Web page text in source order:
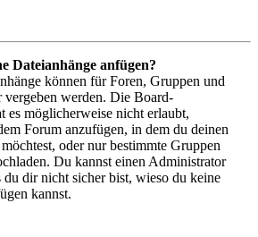
Dateianhänge anfügen?
können für Foren, Gruppen und
vergeben werden. Die Board-
es möglicherweise nicht erlaubt,
Forum anzufügen, in dem du deinen
oder nur bestimmte Gruppen
Du kannst einen Administrator
dir nicht sicher bist, wieso du keine
kannst.